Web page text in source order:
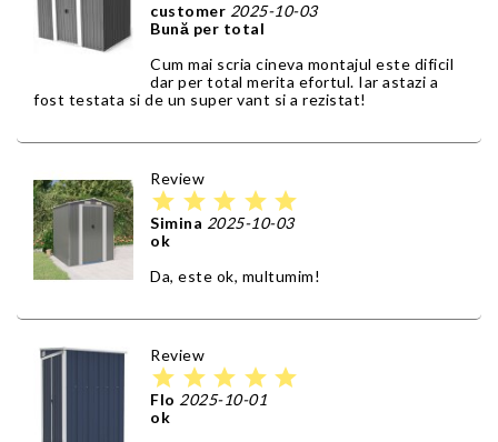
customer 2025-10-03
Bună per total
Cum mai scria cineva montajul este dificil
dar per total merita efortul. Iar astazi a
fost testata si de un super vant si a rezistat!
Review
star star star star star
Simina 2025-10-03
ok
Da, este ok, multumim!
Review
star star star star star
Flo 2025-10-01
ok